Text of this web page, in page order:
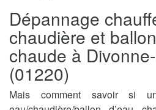
Dépannage
chaudière et
chaude à
(01220)
Mais comment savoir si